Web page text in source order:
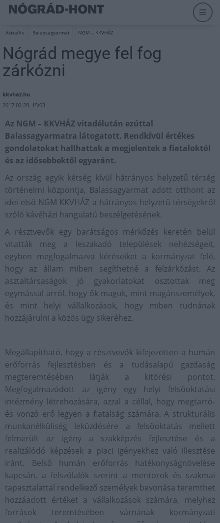
Aktuális Balassagyarmat NGM – KKVHÁZ
Nógrád megye fel fog
zárkózni
kkvhaz.hu
2017.02.28. 15:03
Az NGM – KKVHÁZ vitadélután ezúttal
Balassagyarmatra látogatott. Rendkívül értékes
gondolatokat hallhattak a megjelentek a fiataloktól
és az idősebbektől egyaránt.
Az ország egyik kétség kívül hátrányos helyzetű térség
történelmi központja, Balassagyarmat adott otthont az
idei első NGM KKVHÁZ a hátrányos helyzetű térségekről
szóló kávéházi hangulatú beszélgetésének.
A résztvevők egy barátságos mérkőzés keretén belül
vitatták meg a leszakadó települések nehézségeit,
egyben megfogalmazva kéréseiket a kormányzat felé,
hogy az állam miben segíthetné a felzárkózást. Az
asztaltársaságok jó gyakorlatokat osztottak meg
egymással arról, hogy ők maguk, mint magánszemélyek,
és mint helyi vállalkozások, hogy miben tudnának
hozzájárulni a közös ügy sikeréhez.
Megállapítható, hogy a résztvevők kifejezetten a humán
erőforrás fejlesztésben és a tudásalapú gazdaság
megteremtésében látják a kitörési pontot.
Megfogalmazódott az igény egy helyi felsőoktatási
intézmény létrehozására, azzal a céllal, hogy megtartó-
és vonzó erő legyen a fiatalság számára. A strukturális
munkanélküliség leküzdésére a felsőoktatás mellett
felmerült az igény a szakképzés fejlesztése és a
realizálódó képzések a piaci igényekhez való illesztése
iránt. Belső humán erőforrás hatékonyságnövelése
kapcsán, a felszólalók szerint a mentorok és szakmai
tapasztalattal rendelkező személyek bevonása teremthet
hozzáadott értéket a vállalkozások számára, melyhez
források teremtésében várnának kormányzati